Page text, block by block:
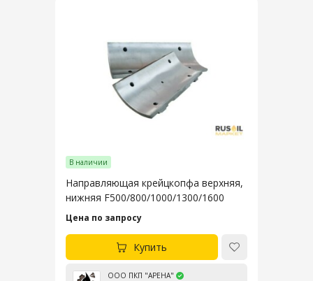
В наличии
Направляющая крейцкопфа верхняя,
нижняя F500/800/1000/1300/1600
Цена по запросу
Купить
ООО ПКП "АРЕНА"